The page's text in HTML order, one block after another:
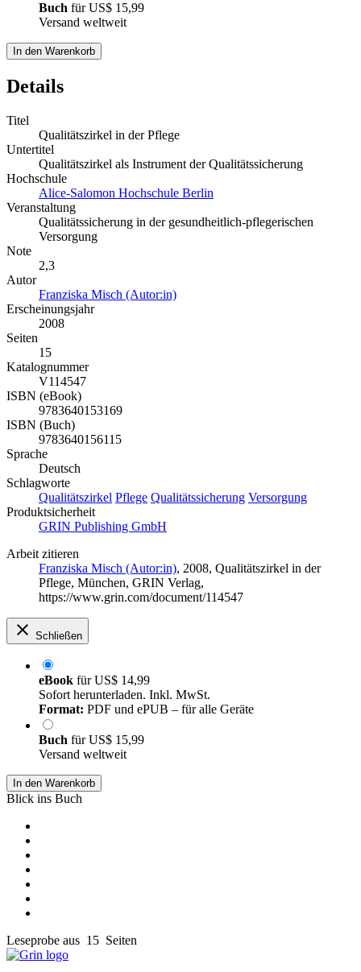
Buch fürUS$ 15,99
Versand weltweit
In den Warenkorb
Details
Titel
Qualitätszirkel in der Pflege
Untertitel
Qualitätszirkel als Instrument der Qualitätssicherung
Hochschule
Alice-Salomon Hochschule Berlin
Veranstaltung
Qualitätssicherung in der gesundheitlich-pflegerischen
Versorgung
Note
2,3
Autor
Franziska Misch (Autor:in)
Erscheinungsjahr
2008
Seiten
15
Katalognummer
V114547
ISBN (eBook)
9783640153169
ISBN (Buch)
9783640156115
Sprache
Deutsch
Schlagworte
Qualitätszirkel Pflege Qualitätssicherung Versorgung
Produktsicherheit
GRIN Publishing GmbH
Arbeit zitieren
Franziska Misch (Autor:in), 2008, Qualitätszirkel in der
Pflege, München, GRIN Verlag,
https://www.grin.com/document/114547
Schließen
eBook fürUS$ 14,99
Sofort herunterladen. Inkl. MwSt.
Format: PDF und ePUB – für alle Geräte
Buch fürUS$ 15,99
Versand weltweit
In den Warenkorb
Blick ins Buch
Leseprobe aus 15 Seiten